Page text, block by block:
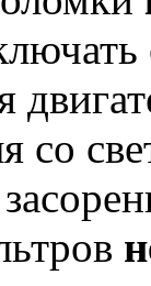
со